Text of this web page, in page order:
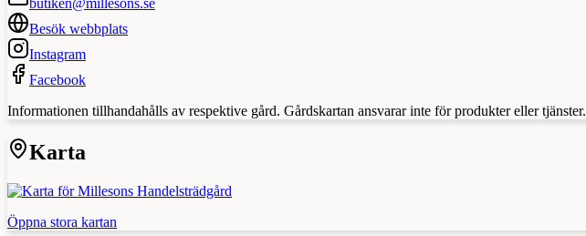
Besök webbplats
Instagram
Facebook
Informationen tillhandahålls av respektive gård. Gårdskartan ansvarar inte för produkter eller tjänster.
Karta
Öppna stora kartan